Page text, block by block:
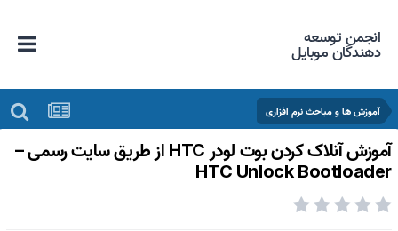
انجمن توسعه
دهندگان موبایل
آموزش ها و مباحث نرم افزاری
آموزش آنلاک کردن بوت لودر HTC از طریق سایت رسمی –
HTC Unlock